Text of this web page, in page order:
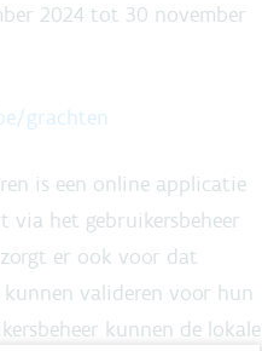
tot 30 november
grachten
is een online applicatie
via het gebruikersbeheer
er ook voor dat
valideren voor hun
kunnen de lokale